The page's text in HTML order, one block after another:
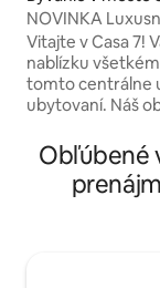
NOVINKA
Roosevelt,
Vitajte v Casa 7!
nablízku
tomto centrálne
ubytovaní. Náš
na duši a
pobytu. Máme
hlavnú spálňu s
Obľúbené